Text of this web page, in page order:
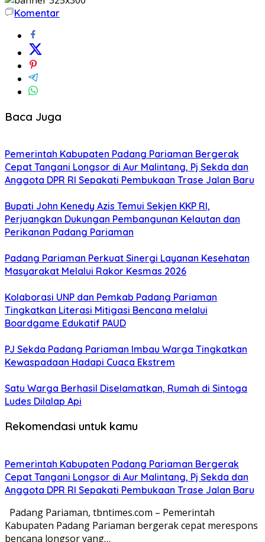
Komentar
Baca Juga
Pemerintah Kabupaten Padang Pariaman Bergerak
Cepat Tangani Longsor di Aur Malintang, Pj Sekda dan
Anggota DPR RI Sepakati Pembukaan Trase Jalan Baru
Bupati John Kenedy Azis Temui Sekjen KKP RI,
Perjuangkan Dukungan Pembangunan Kelautan dan
Perikanan Padang Pariaman
Padang Pariaman Perkuat Sinergi Layanan Kesehatan
Masyarakat Melalui Rakor Kesmas 2026
Kolaborasi UNP dan Pemkab Padang Pariaman
Tingkatkan Literasi Mitigasi Bencana melalui
Boardgame Edukatif PAUD
PJ Sekda Padang Pariaman Imbau Warga Tingkatkan
Kewaspadaan Hadapi Cuaca Ekstrem
Satu Warga Berhasil Diselamatkan, Rumah di Sintoga
Ludes Dilalap Api
Rekomendasi untuk kamu
Pemerintah Kabupaten Padang Pariaman Bergerak
Cepat Tangani Longsor di Aur Malintang, Pj Sekda dan
Anggota DPR RI Sepakati Pembukaan Trase Jalan Baru
Padang Pariaman, tbntimes.com – Pemerintah
Kabupaten Padang Pariaman bergerak cepat merespons
bencana longsor yang…